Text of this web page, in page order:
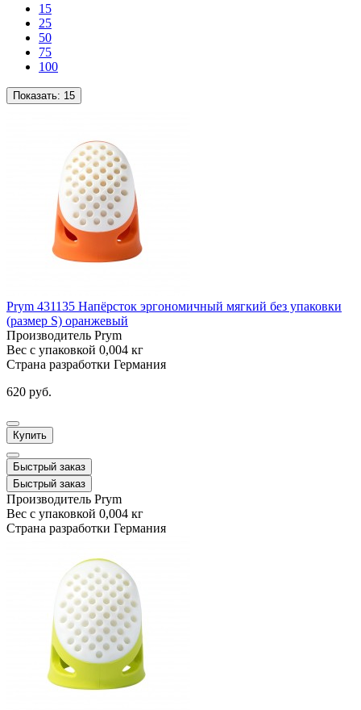
15
25
50
75
100
Показать: 15
Prym 431135 Напёрсток эргономичный мягкий без упаковки
(размер S) оранжевый
Производитель Prym
Вес с упаковкой 0,004 кг
Страна разработки Германия
620 руб.
Купить
Быстрый заказ
Быстрый заказ
Производитель Prym
Вес с упаковкой 0,004 кг
Страна разработки Германия